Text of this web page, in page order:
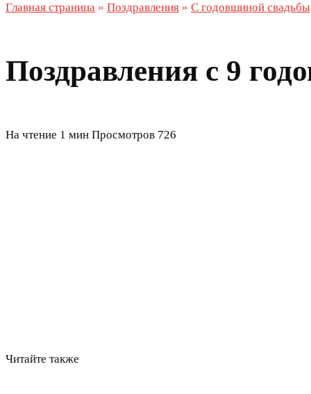
Главная страница » Поздравления » С годовщиной свадьбы
Поздравления с 9
На чтение 1 мин Просмотров 726
Читайте также